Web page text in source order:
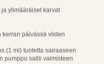
ylimääräiset karvat
kerran päivässä viiden
(1 ml) tuotetta sairaaseen
pumppu sallii valmisteen